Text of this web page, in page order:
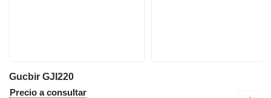
Gucbir GJI220
Precio a consultar